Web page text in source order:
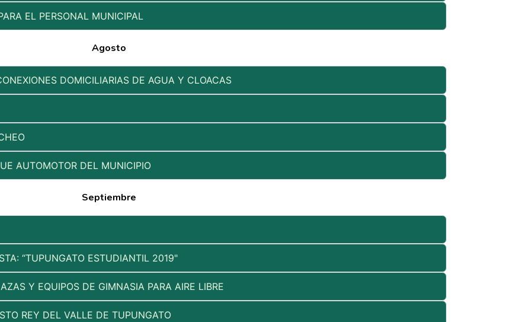
EL PERSONAL MUNICIPAL
Agosto
DOMICILIARIAS DE AGUA Y CLOACAS
AUTOMOTOR DEL MUNICIPIO
Septiembre
“TUPUNGATO ESTUDIANTIL 2019"
Y EQUIPOS DE GIMNASIA PARA AIRE LIBRE
REY DEL VALLE DE TUPUNGATO